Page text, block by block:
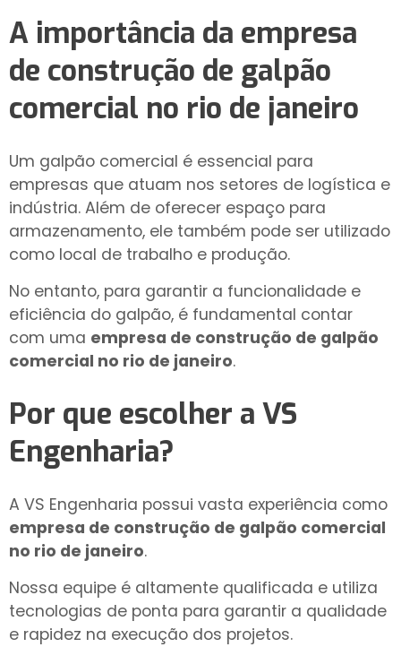
A importância da empresa
de construção de galpão
comercial no rio de janeiro
Um galpão comercial é essencial para
empresas que atuam nos setores de logística e
indústria. Além de oferecer espaço para
armazenamento, ele também pode ser utilizado
como local de trabalho e produção.
No entanto, para garantir a funcionalidade e
eficiência do galpão, é fundamental contar
com uma empresa de construção de galpão
comercial no rio de janeiro.
Por que escolher a VS
Engenharia?
A VS Engenharia possui vasta experiência como
empresa de construção de galpão comercial
no rio de janeiro.
Nossa equipe é altamente qualificada e utiliza
tecnologias de ponta para garantir a qualidade
e rapidez na execução dos projetos.